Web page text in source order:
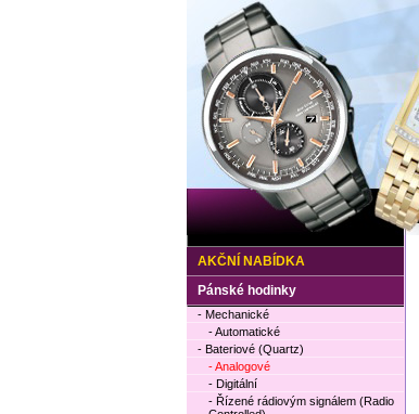
AKČNÍ NABÍDKA
Pánské hodinky
- Mechanické
- Automatické
- Bateriové (Quartz)
- Analogové
- Digitální
- Řízené rádiovým signálem (Radio